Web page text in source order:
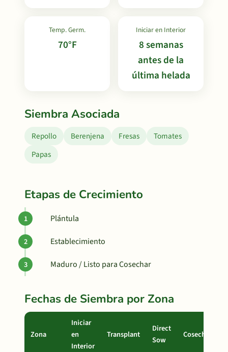
Temp. Germ.
70°F
Iniciar en Interior
8 semanas
antes de la
última helada
Siembra Asociada
Repollo Berenjena Fresas
Tomates
Papas
Etapas de Crecimiento
Plántula
Establecimiento
Maduro / Listo para Cosechar
Fechas de Siembra por Zona
Zona
Iniciar
en
Interior
Transplant
Direct
Sow
Cosecha